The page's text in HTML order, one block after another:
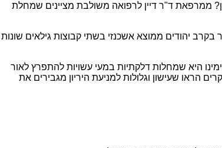
ממרפאת ד"ר דיין לרפואה משולבת מציינים שמחלת
יהודים ממוצא אשכנזי בשתי קבוצות גילאים שונות
היא שמחלות דלקתיות במעי עשויות להתפרץ לאור
הראו שעישון וגלולות למניעת היריון מגבירים את